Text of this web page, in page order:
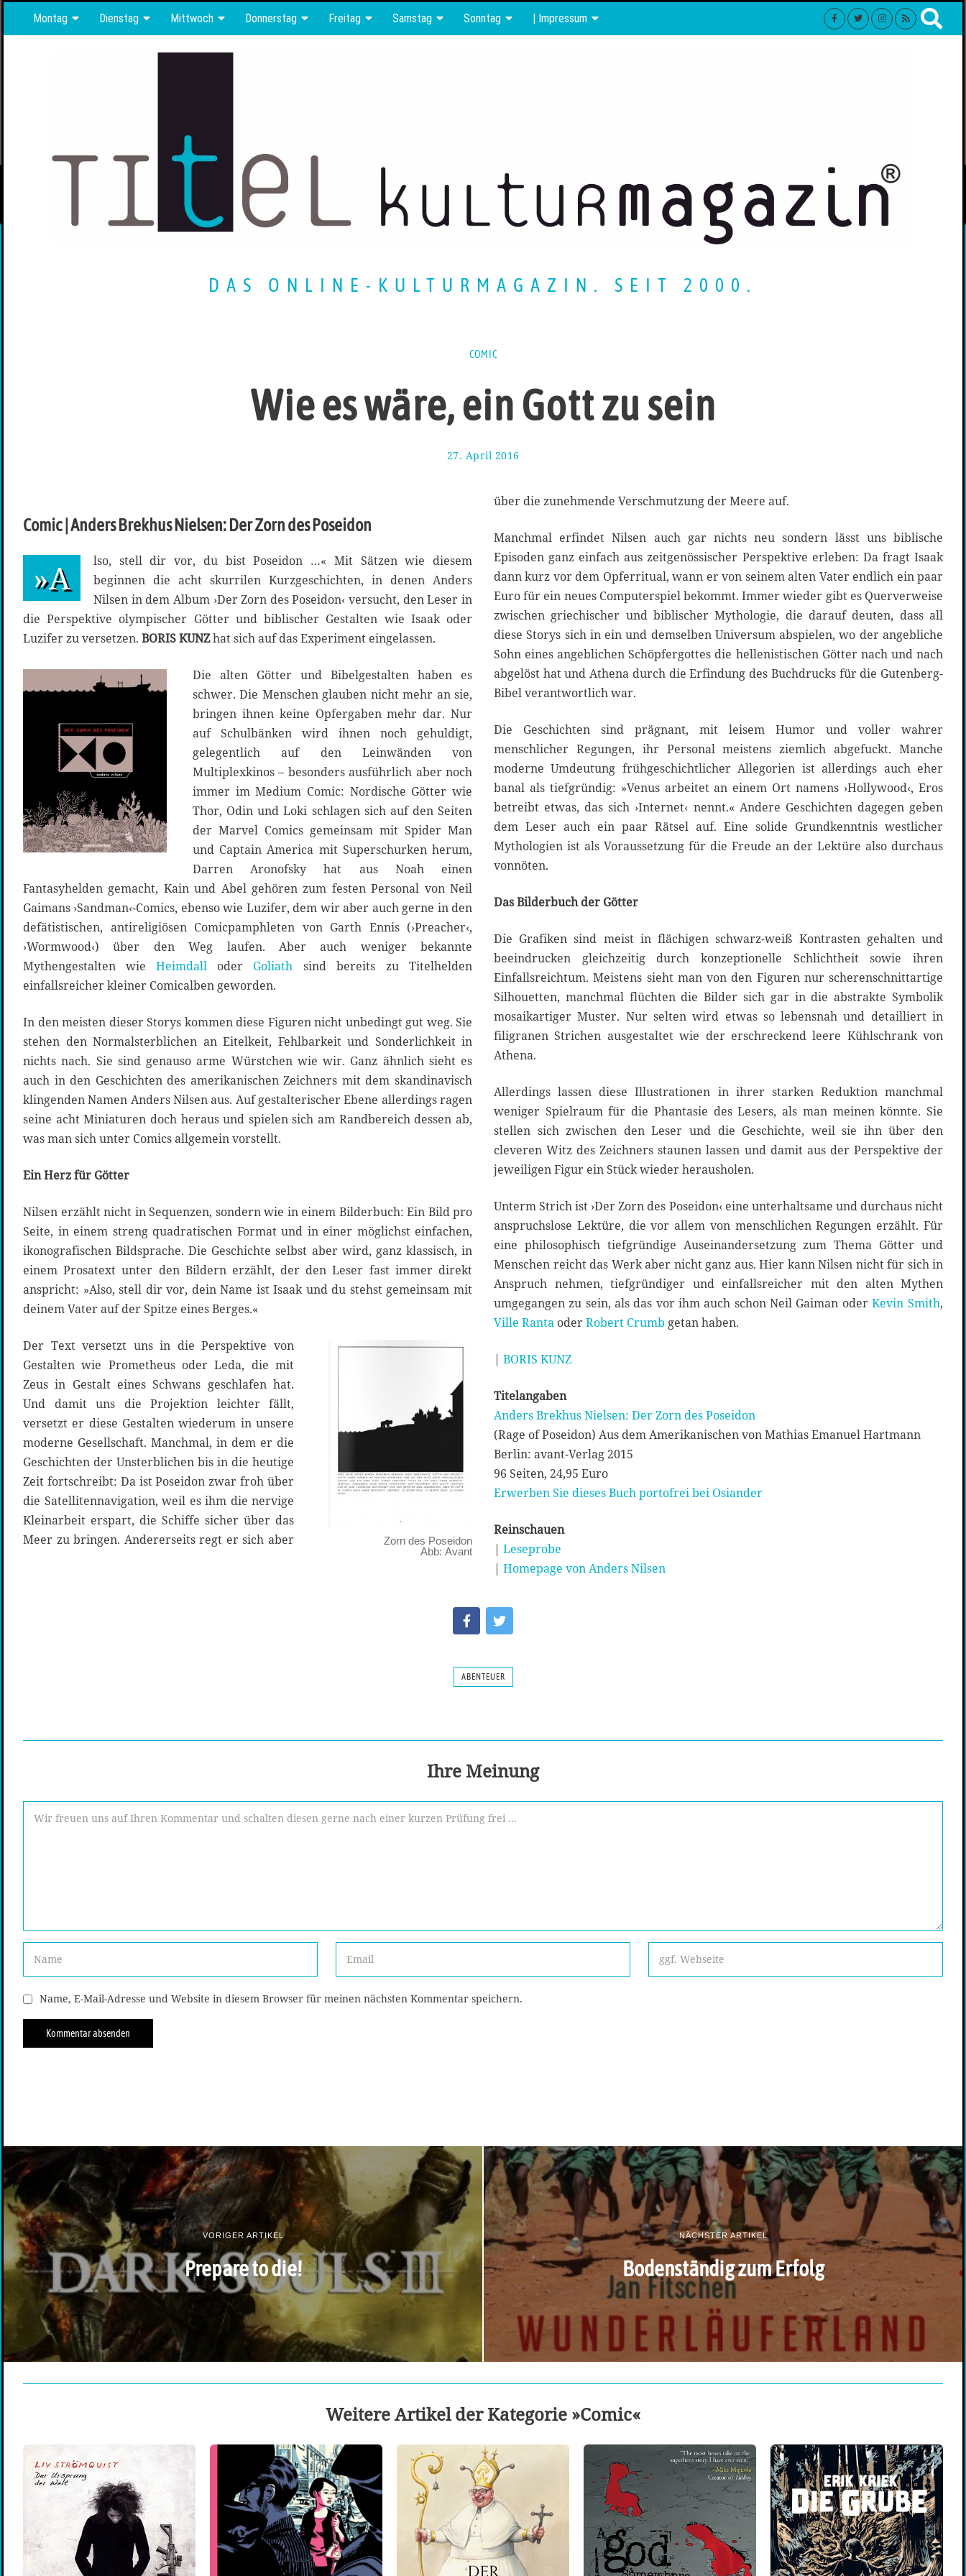
Montag Dienstag Mittwoch Donnerstag Freitag Samstag Sonntag | Impressum
DAS ONLINE-KULTURMAGAZIN. SEIT 2000.
COMIC
Wie es wäre, ein Gott zu sein
27. April 2016
A
i
l
2
0
1
6
Comic | Anders Brekhus Nielsen: Der Zorn des Poseidon
»A
lso, stell dir vor, du bist Poseidon …« Mit Sätzen wie diesem
beginnen die acht skurrilen Kurzgeschichten, in denen Anders
Nilsen in dem Album ›Der Zorn des Poseidon‹ versucht, den Leser in
die Perspektive olympischer Götter und biblischer Gestalten wie Isaak oder
Luzifer zu versetzen. BORIS KUNZhat sich auf das Experiment eingelassen.
Die alten Götter und Bibelgestalten haben es
schwer. Die Menschen glauben nicht mehr an sie,
bringen ihnen keine Opfergaben mehr dar. Nur
auf Schulbänken wird ihnen noch gehuldigt,
gelegentlich auf den Leinwänden von
Multiplexkinos – besonders ausführlich aber noch
immer im Medium Comic: Nordische Götter wie
Thor, Odin und Loki schlagen sich auf den Seiten
der Marvel Comics gemeinsam mit Spider Man
und Captain America mit Superschurken herum,
Darren Aronofsky hat aus Noah einen
Fantasyhelden gemacht, Kain und Abel gehören zum festen Personal von Neil
Gaimans ›Sandman‹-Comics, ebenso wie Luzifer, dem wir aber auch gerne in den
defätistischen, antireligiösen Comicpamphleten von Garth Ennis (›Preacher‹,
›Wormwood‹) über den Weg laufen. Aber auch weniger bekannte
Mythengestalten wie Heimdall oder Goliath sind bereits zu Titelhelden
einfallsreicher kleiner Comicalben geworden.
In den meisten dieser Storys kommen diese Figuren nicht unbedingt gut weg. Sie
stehen den Normalsterblichen an Eitelkeit, Fehlbarkeit und Sonderlichkeit in
nichts nach. Sie sind genauso arme Würstchen wie wir. Ganz ähnlich sieht es
auch in den Geschichten des amerikanischen Zeichners mit dem skandinavisch
klingenden Namen Anders Nilsen aus. Auf gestalterischer Ebene allerdings ragen
seine acht Miniaturen doch heraus und spielen sich am Randbereich dessen ab,
was man sich unter Comics allgemein vorstellt.
Ein Herz für Götter
Nilsen erzählt nicht in Sequenzen, sondern wie in einem Bilderbuch: Ein Bild pro
Seite, in einem streng quadratischen Format und in einer möglichst einfachen,
ikonografischen Bildsprache. Die Geschichte selbst aber wird, ganz klassisch, in
einem Prosatext unter den Bildern erzählt, der den Leser fast immer direkt
anspricht: »Also, stell dir vor, dein Name ist Isaak und du stehst gemeinsam mit
deinem Vater auf der Spitze eines Berges.«
Zorn des Poseidon
Abb: Avant
Der Text versetzt uns in die Perspektive von
Gestalten wie Prometheus oder Leda, die mit
Zeus in Gestalt eines Schwans geschlafen hat.
Und damit uns die Projektion leichter fällt,
versetzt er diese Gestalten wiederum in unsere
moderne Gesellschaft. Manchmal, in dem er die
Geschichten der Unsterblichen bis in die heutige
Zeit fortschreibt: Da ist Poseidon zwar froh über
die Satellitennavigation, weil es ihm die nervige
Kleinarbeit erspart, die Schiffe sicher über das
Meer zu bringen. Andererseits regt er sich aber
über die zunehmende Verschmutzung der Meere auf.
Manchmal erfindet Nilsen auch gar nichts neu sondern lässt uns biblische
Episoden ganz einfach aus zeitgenössischer Perspektive erleben: Da fragt Isaak
dann kurz vor dem Opferritual, wann er von seinem alten Vater endlich ein paar
Euro für ein neues Computerspiel bekommt. Immer wieder gibt es Querverweise
zwischen griechischer und biblischer Mythologie, die darauf deuten, dass all
diese Storys sich in ein und demselben Universum abspielen, wo der angebliche
Sohn eines angeblichen Schöpfergottes die hellenistischen Götter nach und nach
abgelöst hat und Athena durch die Erfindung des Buchdrucks für die Gutenberg-
Bibel verantwortlich war.
Die Geschichten sind prägnant, mit leisem Humor und voller wahrer
menschlicher Regungen, ihr Personal meistens ziemlich abgefuckt. Manche
moderne Umdeutung frühgeschichtlicher Allegorien ist allerdings auch eher
banal als tiefgründig: »Venus arbeitet an einem Ort namens ›Hollywood‹, Eros
betreibt etwas, das sich ›Internet‹ nennt.« Andere Geschichten dagegen geben
dem Leser auch ein paar Rätsel auf. Eine solide Grundkenntnis westlicher
Mythologien ist als Voraussetzung für die Freude an der Lektüre also durchaus
vonnöten.
Das Bilderbuch der Götter
Die Grafiken sind meist in flächigen schwarz-weiß Kontrasten gehalten und
beeindrucken gleichzeitig durch konzeptionelle Schlichtheit sowie ihren
Einfallsreichtum. Meistens sieht man von den Figuren nur scherenschnittartige
Silhouetten, manchmal flüchten die Bilder sich gar in die abstrakte Symbolik
mosaikartiger Muster. Nur selten wird etwas so lebensnah und detailliert in
filigranen Strichen ausgestaltet wie der erschreckend leere Kühlschrank von
Athena.
Allerdings lassen diese Illustrationen in ihrer starken Reduktion manchmal
weniger Spielraum für die Phantasie des Lesers, als man meinen könnte. Sie
stellen sich zwischen den Leser und die Geschichte, weil sie ihn über den
cleveren Witz des Zeichners staunen lassen und damit aus der Perspektive der
jeweiligen Figur ein Stück wieder herausholen.
Unterm Strich ist ›Der Zorn des Poseidon‹ eine unterhaltsame und durchaus nicht
anspruchslose Lektüre, die vor allem von menschlichen Regungen erzählt. Für
eine philosophisch tiefgründige Auseinandersetzung zum Thema Götter und
Menschen reicht das Werk aber nicht ganz aus. Hier kann Nilsen nicht für sich in
Anspruch nehmen, tiefgründiger und einfallsreicher mit den alten Mythen
umgegangen zu sein, als das vor ihm auch schon Neil Gaiman oder Kevin Smith,
Ville Ranta oderRobert Crumb getan haben.
| BORIS KUNZ
Titelangaben
Anders Brekhus Nielsen: Der Zorn des Poseidon
(Rage of Poseidon) Aus dem Amerikanischen von Mathias Emanuel Hartmann
Berlin: avant-Verlag 2015
96 Seiten, 24,95 Euro
Erwerben Sie dieses Buch portofrei bei Osiander
Reinschauen
| Leseprobe
| Homepage von Anders Nilsen
ABENTEUER
Ihre Meinung
Name, E-Mail-Adresse und Website in diesem Browser für meinen nächsten Kommentar speichern.
VORIGER ARTIKEL
Prepare to die!
NÄCHSTER ARTIKEL
Bodenständig zum Erfolg
Weitere Artikel der Kategorie »Comic«